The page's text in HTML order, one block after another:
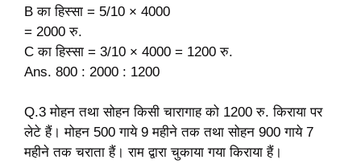
B का हिस्सा = 5/10 × 4000
= 2000 रु.
C का हिस्सा = 3/10 × 4000 = 1200 रु.
Ans. 800 : 2000 : 1200
Q.3 मोहन तथा सोहन किसी चारागाह को 1200 रु. किराया पर
लेटे हैं। मोहन 500 गाये 9 महीने तक तथा सोहन 900 गाये 7
महीने तक चराता हैं। राम द्वारा चुकाया गया किराया हैं।